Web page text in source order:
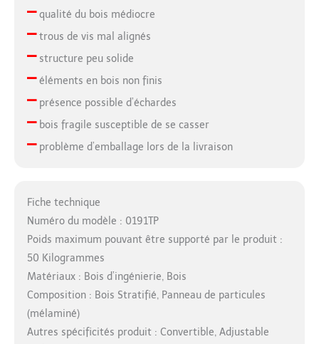
–qualité du bois médiocre
–trous de vis mal alignés
–structure peu solide
–éléments en bois non finis
–présence possible d’échardes
–bois fragile susceptible de se casser
–problème d’emballage lors de la livraison
Fiche technique
Numéro du modèle : 0191TP
Poids maximum pouvant être supporté par le produit :
50 Kilogrammes
Matériaux : Bois d’ingénierie, Bois
Composition : Bois Stratifié, Panneau de particules
(mélaminé)
Autres spécificités produit : Convertible, Adjustable